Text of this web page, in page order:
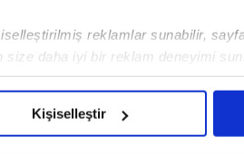
reklamlar sunabilir,
size daha iyi bir reklam deneyimi
ve bu noktada,
Kişiselleştir